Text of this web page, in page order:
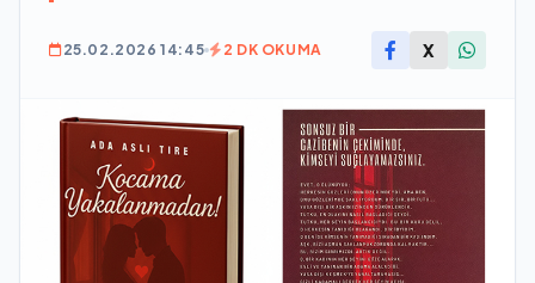
25.02.2026 14:45 2 DK OKUMA X